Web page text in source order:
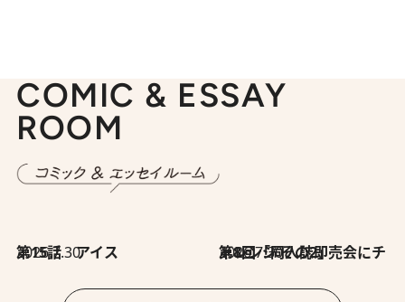
COMIC & ESSAY
ROOM
2026.7.30
第15話 アイス 2026.7.30
第8回「同人誌即売会にチャレンジ その2」